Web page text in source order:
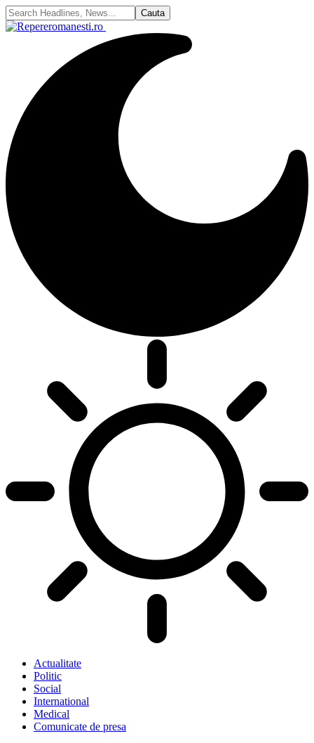
Actualitate
Politic
Social
International
Medical
Comunicate de presa